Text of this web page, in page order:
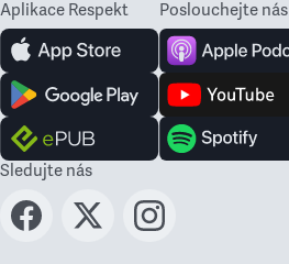
Aplikace Respekt Poslouchejte nás
Sledujte nás